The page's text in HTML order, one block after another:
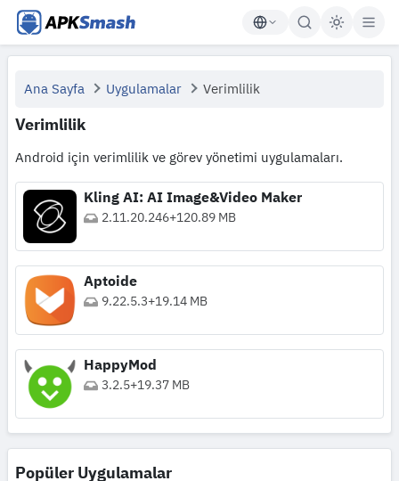
APKSmash
Ana Sayfa Uygulamalar Verimlilik
Verimlilik
Android için verimlilik ve görev yönetimi uygulamaları.
Kling AI: AI Image&Video Maker
2.11.20.246+120.89 MB
Aptoide
9.22.5.3+19.14 MB
HappyMod
3.2.5+19.37 MB
Popüler Uygulamalar